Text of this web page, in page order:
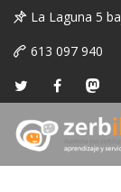
La Laguna 5
613 097 940